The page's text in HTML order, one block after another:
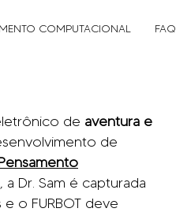
COMPUTACIONAL FAQ
de aventura e
de
Dr. Sam é capturada
o FURBOT deve